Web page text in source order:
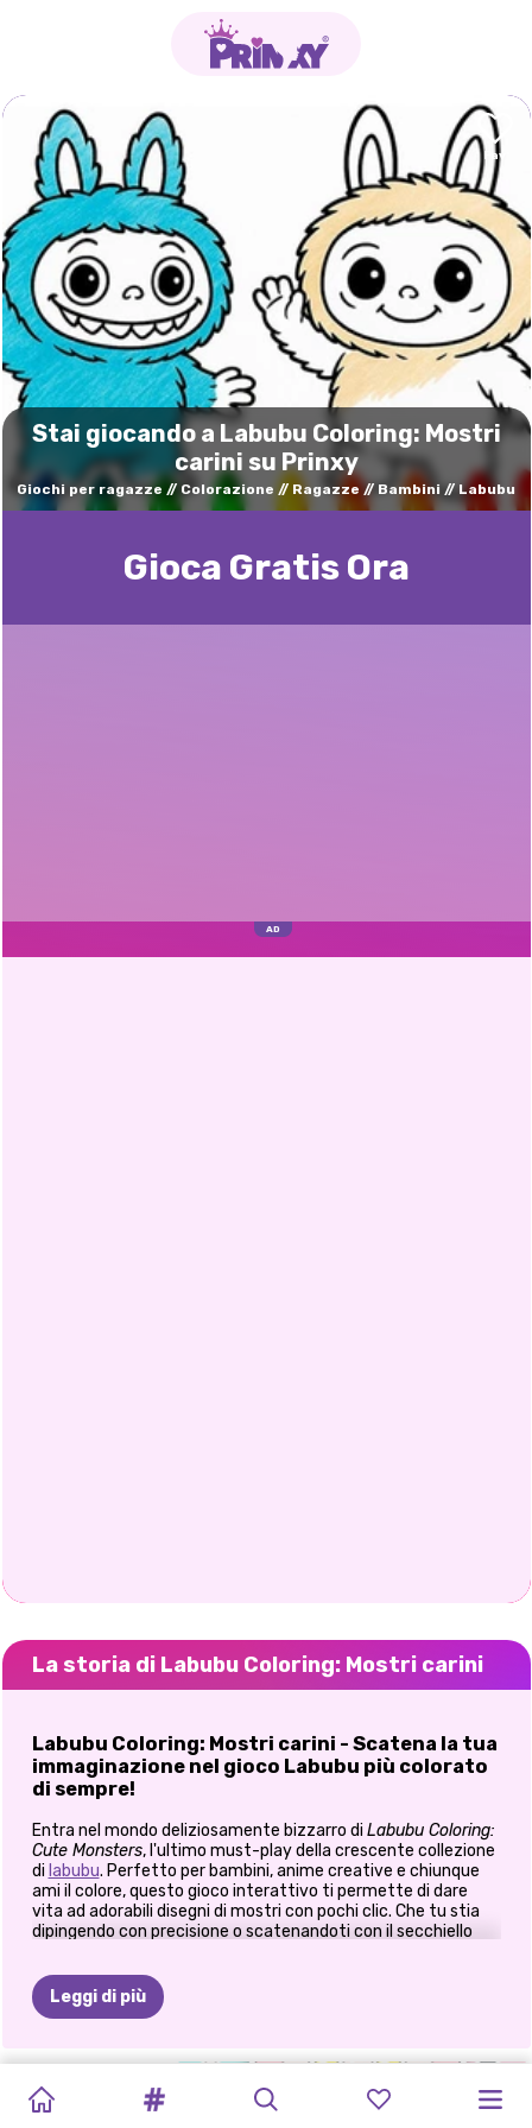
Stai giocando a Labubu Coloring: Mostri
carini su Prinxy
Giochi per ragazze Colorazione Ragazze Bambini Labubu
Gioca Gratis Ora
La storia di Labubu Coloring: Mostri carini
Labubu Coloring: Mostri carini - Scatena la tua
immaginazione nel gioco Labubu più colorato
di sempre!
Entra nel mondo deliziosamente bizzarro di Labubu Coloring:
Cute Monsters, l'ultimo must-play della crescente collezione
di labubu. Perfetto per bambini, anime creative e chiunque
ami il colore, questo gioco interattivo ti permette di dare
vita ad adorabili disegni di mostri con pochi clic. Che tu stia
dipingendo con precisione o scatenandoti con il secchiello
affascinanti e rilassanti disponibili online. Con i suoi comandi
facili da usare e le sue illustrazioni giocose, è ideale per
famiglie, piccoli artisti o chiunque voglia prendersi una pausa
Scegli tra una gamma di creature carine e comiche ispirate
Leggi di più
COLLEZIONA
DISEGNO
VESTIRE
E
GIOCO
COLORARE
MODA
CENTRO
PRINCIPESSA
VESTITO
MISSIONE
ABITI